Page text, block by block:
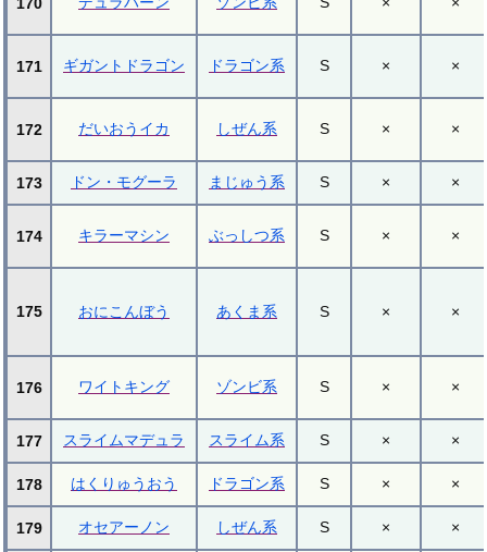
171 ギガントドラゴン ドラゴン系 S × ×
172 だいおうイカ しぜん系 S × ×
173 ドン・モグーラ まじゅう系 S × ×
174 キラーマシン ぶっしつ系 S × ×
175 おにこんぼう あくま系 S × ×
176 ワイトキング ゾンビ系 S × ×
177 スライムマデュラ スライム系 S × ×
178 はくりゅうおう ドラゴン系 S × ×
179 オセアーノン しぜん系 S × ×